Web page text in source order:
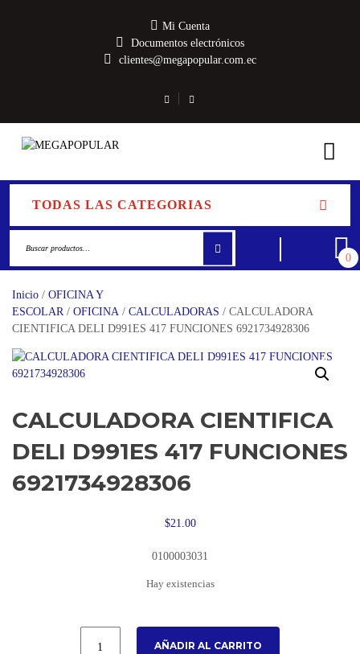
Mi Cuenta
Documentos electrónicos
clientes@megapopular.com.ec
TODAS LAS CATEGORIAS
0
Inicio / OFICINA Y
ESCOLAR/ OFICINA / CALCULADORAS / CALCULADORA
CIENTIFICA DELI D991ES 417 FUNCIONES 6921734928306
CALCULADORA CIENTIFICA
DELI D991ES 417 FUNCIONES
6921734928306
$21.00
0100003031
Hay existencias
AÑADIR AL CARRITO